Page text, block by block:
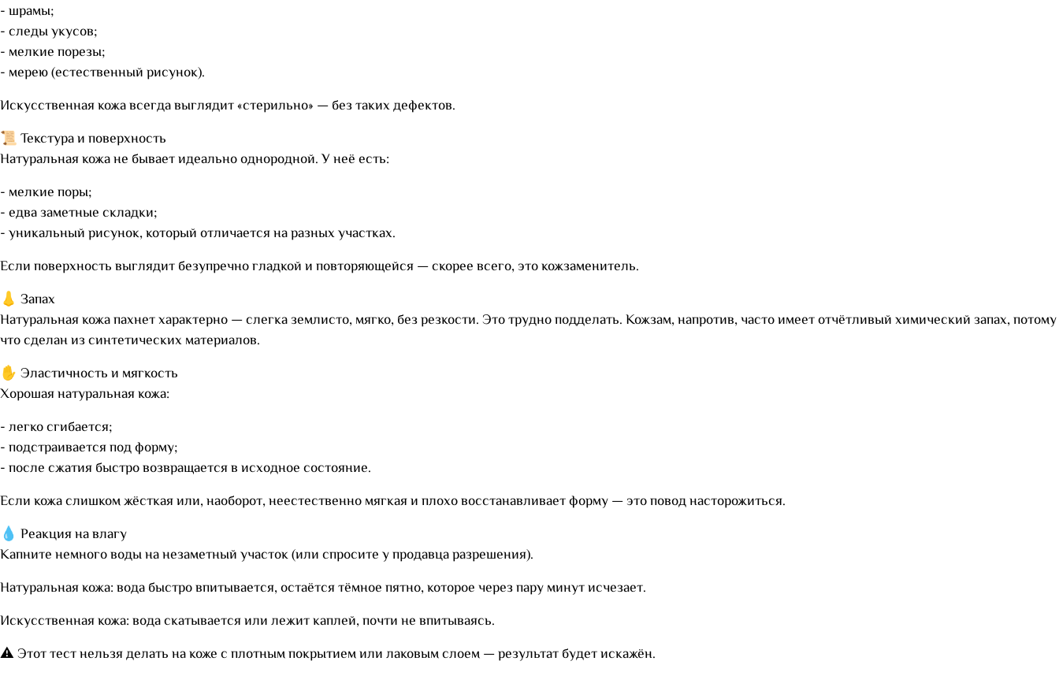
- шрамы;
- следы укусов;
- мелкие порезы;
- мерею (естественный рисунок).
Искусственная кожа всегда выглядит «стерильно» — без таких дефектов.
📜 Текстура и поверхность
Натуральная кожа не бывает идеально однородной. У неё есть:
- мелкие поры;
- едва заметные складки;
- уникальный рисунок, который отличается на разных участках.
Если поверхность выглядит безупречно гладкой и повторяющейся — скорее всего, это кожзаменитель.
👃 Запах
Натуральная кожа пахнет характерно — слегка землисто, мягко, без резкости. Это трудно подделать. Кожзам, напротив, часто имеет отчётливый химический запах, потому
что сделан из синтетических материалов.
✋ Эластичность и мягкость
Хорошая натуральная кожа:
- легко сгибается;
- подстраивается под форму;
- после сжатия быстро возвращается в исходное состояние.
Если кожа слишком жёсткая или, наоборот, неестественно мягкая и плохо восстанавливает форму — это повод насторожиться.
💧 Реакция на влагу
Капните немного воды на незаметный участок (или спросите у продавца разрешения).
Натуральная кожа: вода быстро впитывается, остаётся тёмное пятно, которое через пару минут исчезает.
Искусственная кожа: вода скатывается или лежит каплей, почти не впитываясь.
⚠️ Этот тест нельзя делать на коже с плотным покрытием или лаковым слоем — результат будет искажён.